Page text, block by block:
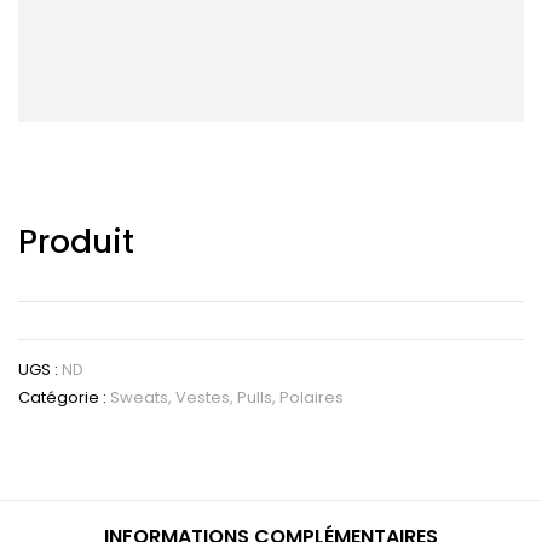
Produit
UGS : ND
Catégorie : Sweats, Vestes, Pulls, Polaires